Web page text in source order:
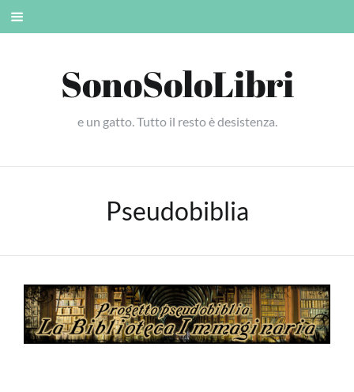
Skip
SonoSoloLibri
e un gatto. Tutto il resto è desistenza.
Pseudobiblia